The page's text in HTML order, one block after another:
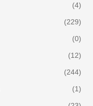
(4)
(229)
(0)
(12)
(244)
(1)